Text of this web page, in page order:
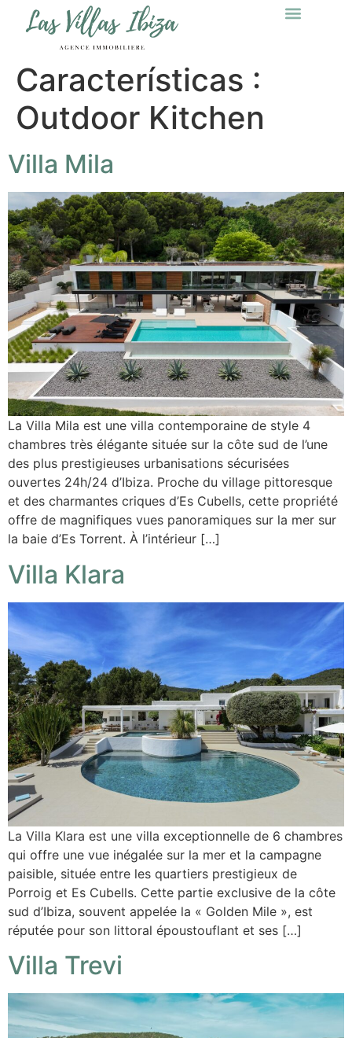
Características :
Outdoor Kitchen
Villa Mila
La Villa Mila est une villa contemporaine de style 4
chambres très élégante située sur la côte sud de l’une
des plus prestigieuses urbanisations sécurisées
ouvertes 24h/24 d’Ibiza. Proche du village pittoresque
et des charmantes criques d’Es Cubells, cette propriété
offre de magnifiques vues panoramiques sur la mer sur
la baie d’Es Torrent. À l’intérieur […]
Villa Klara
La Villa Klara est une villa exceptionnelle de 6 chambres
qui offre une vue inégalée sur la mer et la campagne
paisible, située entre les quartiers prestigieux de
Porroig et Es Cubells. Cette partie exclusive de la côte
sud d’Ibiza, souvent appelée la « Golden Mile », est
réputée pour son littoral époustouflant et ses […]
Villa Trevi